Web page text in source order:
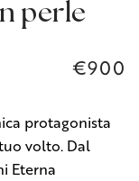
perle
€900
protagonista
volto. Dal
Eterna